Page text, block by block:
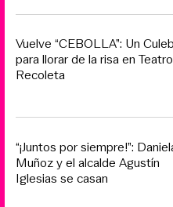
Vuelve “CEBOLLA”: Un
para llorar de la risa en
Recoleta
“¡Juntos por siempre!”:
Muñoz y el alcalde Agustín
Iglesias se casan